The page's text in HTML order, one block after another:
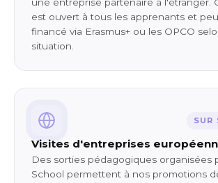
est ouvert à tous les apprenants et
financé via Erasmus+ ou les OPCO
situation.
SUR
Visites d'entreprises
Des sorties pédagogiques organisées
School permettent à nos promotions